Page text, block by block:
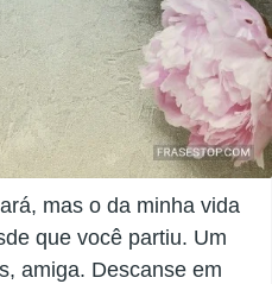
mas o da minha vida
que você partiu. Um
amiga. Descanse em